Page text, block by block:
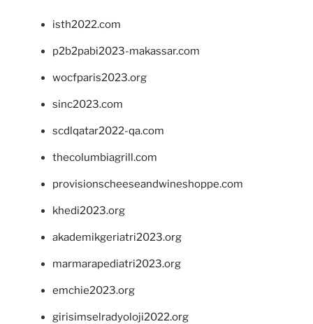
isth2022.com
p2b2pabi2023-makassar.com
wocfparis2023.org
sinc2023.com
scdlqatar2022-qa.com
thecolumbiagrill.com
provisionscheeseandwineshoppe.com
khedi2023.org
akademikgeriatri2023.org
marmarapediatri2023.org
emchie2023.org
girisimselradyoloji2022.org